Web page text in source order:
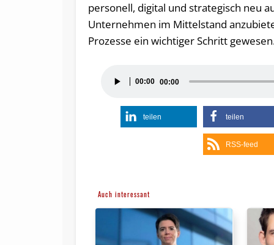
personell, digital und strategisch neu
Unternehmen im Mittelstand
Prozesse ein wichtiger Schritt
Player
00:00 00:00
teilen teilen
RSS-feed
Auch interessant